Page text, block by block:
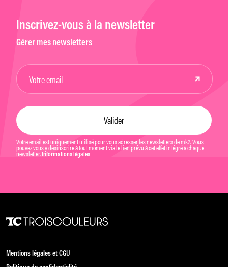
Inscrivez-vous à la newsletter
Gérer mes newsletters
Votre email est uniquement utilisé pour vous adresser les newsletters de mk2. Vous
pouvez vous y désinscrire à tout moment via le lien prévu à cet effet intégré à chaque
newsletter. Informations légales
Mentions légales et CGU